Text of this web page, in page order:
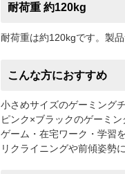
耐荷重 約120kg
耐荷重は約120kgです。製
こんな方におすすめ
小さめサイズのゲーミング
ピンク×ブラックのゲーミ
ゲーム・在宅ワーク・学習
リクライニングや前傾姿勢